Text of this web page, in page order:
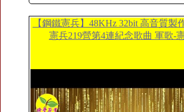
【鋼鐵憲兵】48KHz 32bit 高音質製
憲兵219營第4連紀念歌曲 軍歌-